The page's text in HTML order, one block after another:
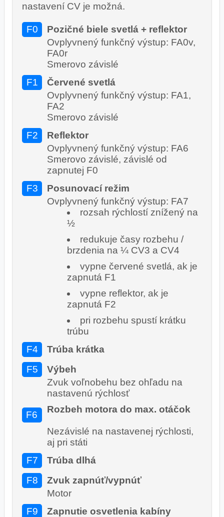
nastavení CV je možná.
F0
Pozičné biele svetlá + reflektor
Ovplyvnený funkčný výstup: FA0v,
FA0r
Smerovo závislé
F1
Červené svetlá
Ovplyvnený funkčný výstup: FA1,
FA2
Smerovo závislé
F2
Reflektor
Ovplyvnený funkčný výstup: FA6
Smerovo závislé, závislé od
zapnutej F0
F3
Posunovací režim
Ovplyvnený funkčný výstup: FA7
rozsah rýchlostí znížený na
½
redukuje časy rozbehu /
brzdenia na ¼ CV3 a CV4
vypne červené svetlá, ak je
zapnutá F1
vypne reflektor, ak je
zapnutá F2
pri rozbehu spustí krátku
trúbu
F4
Trúba krátka
F5
Výbeh
Zvuk voľnobehu bez ohľadu na
nastavenú rýchlosť
F6
Rozbeh motora do max. otáčok
Nezávislé na nastavenej rýchlosti,
aj pri státi
F7
Trúba dlhá
F8
Zvuk zapnúť/vypnúť
Motor
F9
Zapnutie osvetlenia kabíny